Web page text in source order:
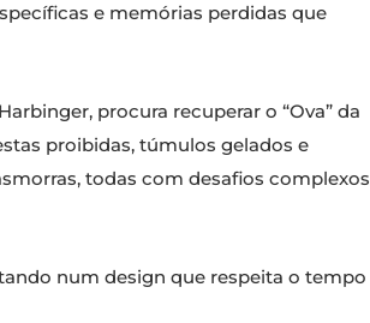
e memórias perdidas que
procura recuperar o “Ova” da
proibidas, túmulos gelados e
todas com desafios complexos
num design que respeita o tempo